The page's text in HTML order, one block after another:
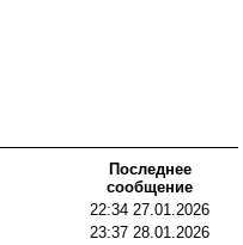
Последнее
сообщение
22:34 27.01.2026
23:37 28.01.2026